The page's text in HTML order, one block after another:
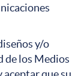
y/o
de los Medios